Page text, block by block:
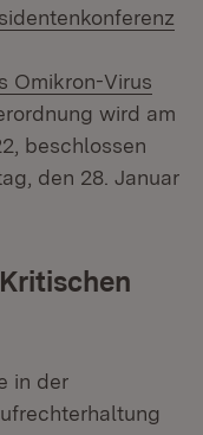
Omikron-Virus
wird am
beschlossen
den 28. Januar
in der